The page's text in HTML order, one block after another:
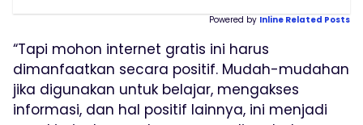
Powered by Inline Related Posts
“Tapi mohon internet gratis ini harus
dimanfaatkan secara positif. Mudah-mudahan
jika digunakan untuk belajar, mengakses
informasi, dan hal positif lainnya, ini menjadi